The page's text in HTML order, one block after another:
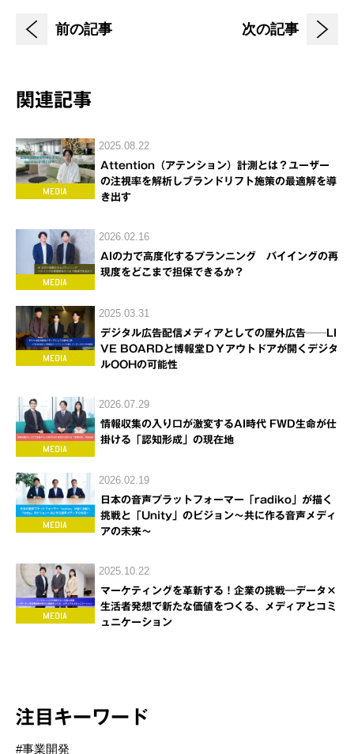
前の記事 次の記事
関連記事
2025.08.22
Attention（アテンション）計測とは？ユーザー
の注視率を解析しブランドリフト施策の最適解を導
き出す
2026.02.16
AIの力で高度化するプランニング バイイングの再
現度をどこまで担保できるか？
2025.03.31
デジタル広告配信メディアとしての屋外広告──LI
VE BOARDと博報堂ＤＹアウトドアが開くデジタ
ルOOHの可能性
2026.07.29
情報収集の入り口が激変するAI時代 FWD生命が仕
掛ける「認知形成」の現在地
2026.02.19
日本の音声プラットフォーマー「radiko」が描く
挑戦と「Unity」のビジョン～共に作る音声メディ
アの未来～
2025.10.22
マーケティングを革新する！企業の挑戦―データ×
生活者発想で新たな価値をつくる、メディアとコミ
ュニケーション
注目キーワード
#事業開発